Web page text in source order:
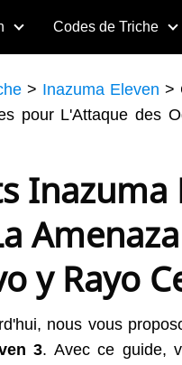
Codes de Triche
> Inazuma Eleven >
pour L'Attaque des
Inazuma
y Rayo
nous vous
3. Avec ce guide,